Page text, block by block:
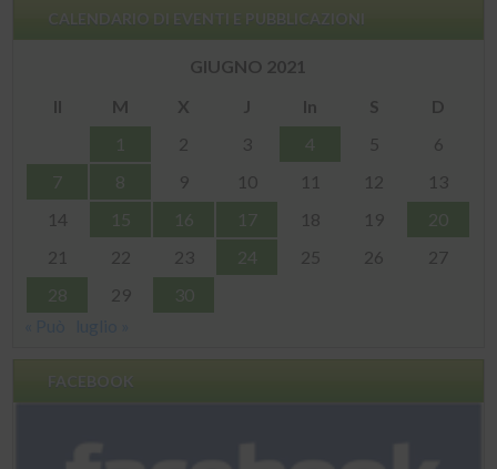
CALENDARIO DI EVENTI E PUBBLICAZIONI
GIUGNO 2021
Il
M X J In S
D
1
2 3 4 5
6
7
8 9 10 11 12
13
14
15 16 17 18 19
20
21
22 23 24 25 26
27
28
29
30
FACEBOOK